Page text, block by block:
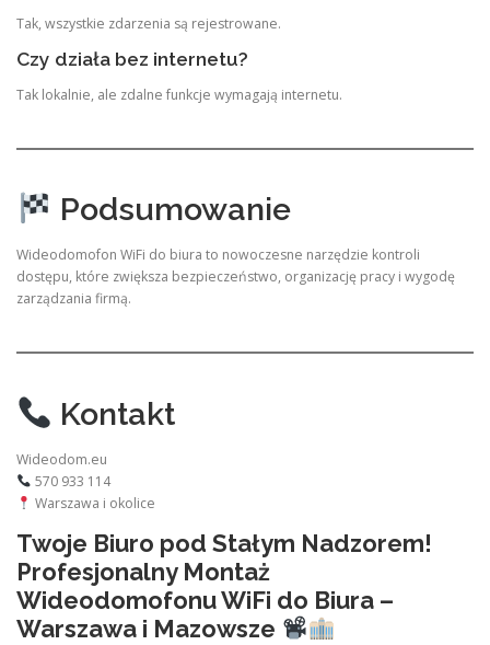
Tak, wszystkie zdarzenia są rejestrowane.
Czy działa bez internetu?
Tak lokalnie, ale zdalne funkcje wymagają internetu.
Podsumowanie
Wideodomofon WiFi do biura to nowoczesne narzędzie kontroli
dostępu, które zwiększa bezpieczeństwo, organizację pracy i wygodę
zarządzania firmą.
Kontakt
Wideodom.eu
570 933 114
Warszawa i okolice
Twoje Biuro pod Stałym Nadzorem!
Profesjonalny Montaż
Wideodomofonu WiFi do Biura –
Warszawa i Mazowsze